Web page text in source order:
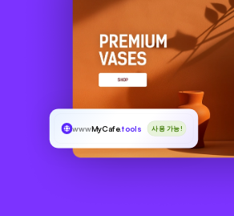
wwwMyCafe.tools 사용 가능!